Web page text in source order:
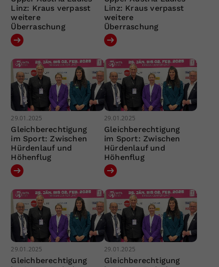
Linz: Kraus verpasst
weitere
Überraschung
Linz: Kraus verpasst
weitere
Überraschung
29.01.2025
Gleichberechtigung
im Sport: Zwischen
Hürdenlauf und
Höhenflug
29.01.2025
Gleichberechtigung
im Sport: Zwischen
Hürdenlauf und
Höhenflug
29.01.2025
Gleichberechtigung
29.01.2025
Gleichberechtigung